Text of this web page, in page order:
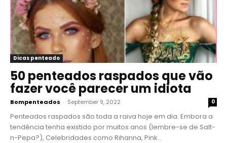
Dicas penteado
50 penteados raspados que vão
fazer você parecer um idiota
Bompenteados - September 9, 2022 0
Penteados raspados são toda a raiva hoje em dia. Embora a
tendência tenha existido por muitos anos (lembre-se de Salt-
n-Pepa?), Celebridades como Rihanna, Pink...